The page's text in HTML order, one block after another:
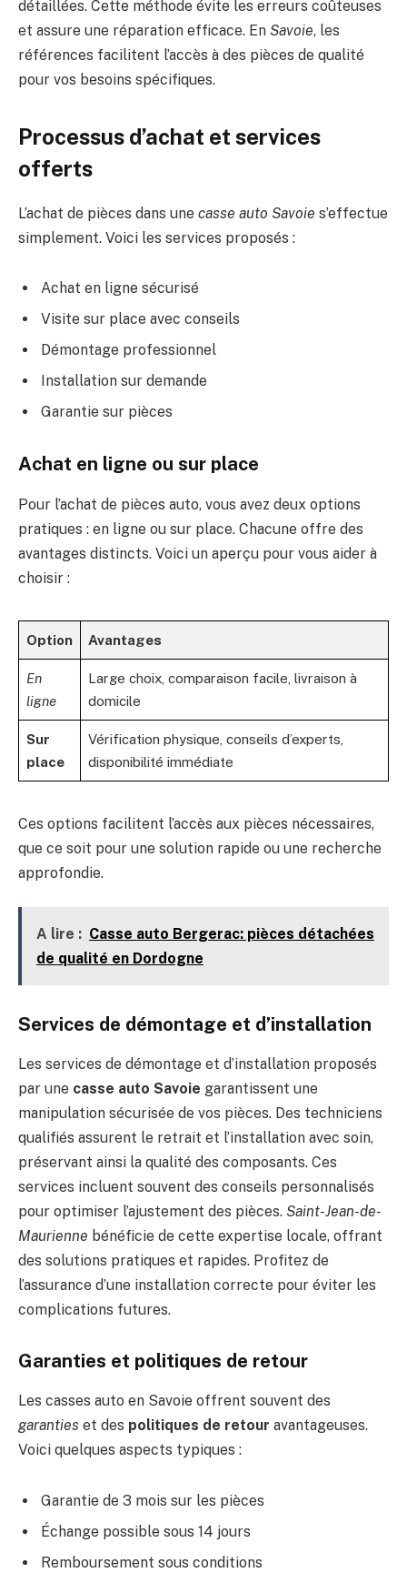
détaillées. Cette méthode évite les erreurs coûteuses
et assure une réparation efficace. En Savoie, les
références facilitent l’accès à des pièces de qualité
pour vos besoins spécifiques.
Processus d’achat et services
offerts
L’achat de pièces dans une casse auto Savoie s’effectue
simplement. Voici les services proposés :
Achat en ligne sécurisé
Visite sur place avec conseils
Démontage professionnel
Installation sur demande
Garantie sur pièces
Achat en ligne ou sur place
Pour l’achat de pièces auto, vous avez deux options
pratiques : en ligne ou sur place. Chacune offre des
avantages distincts. Voici un aperçu pour vous aider à
choisir :
Option Avantages
En
ligne
Large choix, comparaison facile, livraison à
domicile
Sur
place
Vérification physique, conseils d’experts,
disponibilité immédiate
Ces options facilitent l’accès aux pièces nécessaires,
que ce soit pour une solution rapide ou une recherche
approfondie.
A lire : Casse auto Bergerac: pièces détachées
de qualité en Dordogne
Services de démontage et d’installation
Les services de démontage et d’installation proposés
par une casse auto Savoie garantissent une
manipulation sécurisée de vos pièces. Des techniciens
qualifiés assurent le retrait et l’installation avec soin,
préservant ainsi la qualité des composants. Ces
services incluent souvent des conseils personnalisés
pour optimiser l’ajustement des pièces. Saint-Jean-de-
Maurienne bénéficie de cette expertise locale, offrant
des solutions pratiques et rapides. Profitez de
l’assurance d’une installation correcte pour éviter les
complications futures.
Garanties et politiques de retour
Les casses auto en Savoie offrent souvent des
garanties et des politiques de retour avantageuses.
Voici quelques aspects typiques :
Garantie de 3 mois sur les pièces
Échange possible sous 14 jours
Remboursement sous conditions